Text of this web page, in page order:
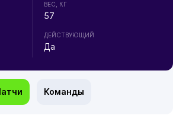
ВЕС, КГ
57
ДЕЙСТВУЮЩИЙ
Да
Команды